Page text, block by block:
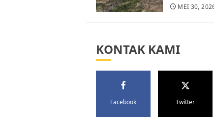
MEI 30,
KONTAK KAMI
Facebook Twitter